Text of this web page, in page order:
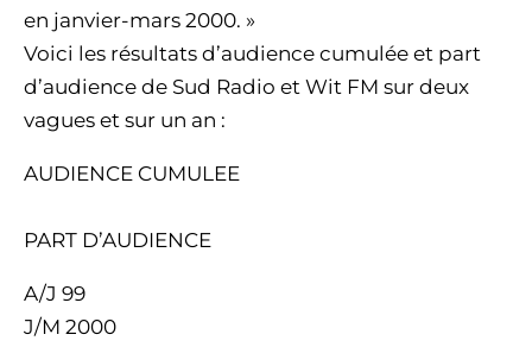
en janvier-mars 2000. »
Voici les résultats d’audience cumulée et part
d’audience de Sud Radio et Wit FM sur deux
vagues et sur un an :
AUDIENCE CUMULEE
PART D’AUDIENCE
A/J 99
J/M 2000